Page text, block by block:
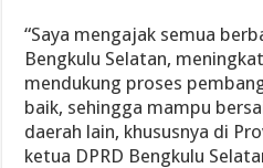
“Saya mengajak semua
Bengkulu Selatan,
mendukung proses
baik, sehingga mampu
daerah lain, khususnya di
ketua DPRD Bengkulu